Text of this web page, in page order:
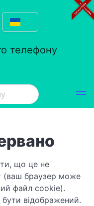
телефону
що це не
(ваш браузер може
файл cookie).
відображений.